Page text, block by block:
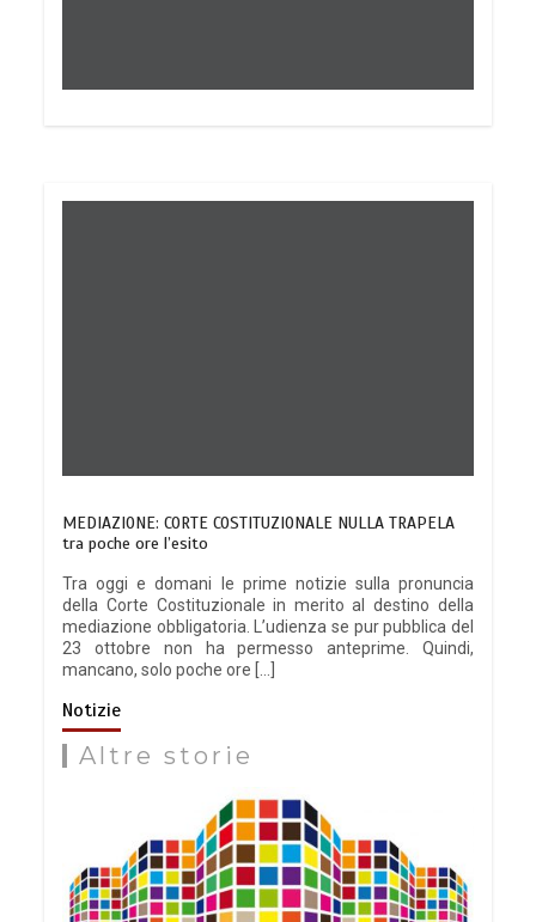
MEDIAZIONE: CORTE COSTITUZIONALE NULLA TRAPELA
tra poche ore l’esito
Tra oggi e domani le prime notizie sulla pronuncia
della Corte Costituzionale in merito al destino della
mediazione obbligatoria. L’udienza se pur pubblica del
23 ottobre non ha permesso anteprime. Quindi,
mancano, solo poche ore […]
Notizie
Altre storie